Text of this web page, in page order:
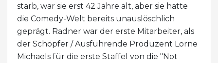
starb, war sie erst 42 Jahre alt, aber sie hatte
die Comedy-Welt bereits unauslöschlich
geprägt. Radner war der erste Mitarbeiter, als
der Schöpfer / Ausführende Produzent Lorne
Michaels für die erste Staffel von die "Not